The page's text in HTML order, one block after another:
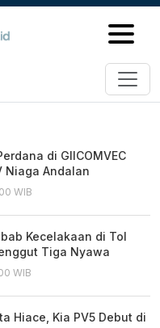
di GIICOMVEC
Niaga Andalan
WIB
Kecelakaan di Tol
Tiga Nyawa
WIB
Hiace, Kia PV5 Debut di